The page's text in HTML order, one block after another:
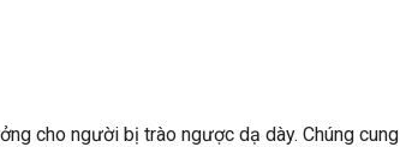
cho người bị trào ngược dạ dày. Chúng cung